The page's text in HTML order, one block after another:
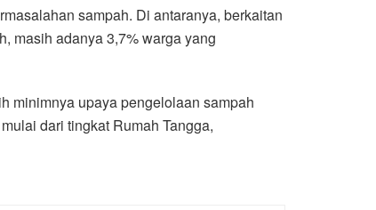
sampah. Di antaranya, berkaitan
masih adanya 3,7% warga yang
minimnya upaya pengelolaan sampah
dari tingkat Rumah Tangga,